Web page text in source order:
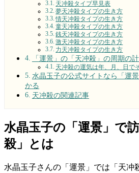
天冲殺タイプ早見表
夢天冲殺タイプの生き方
情天冲殺タイプの生き方
童天冲殺タイプの生き方
銭天冲殺タイプの生き方
激天冲殺タイプの生き方
力天冲殺タイプの生き方
「運景」の「天冲殺」の周期の
天冲殺の運気は年、月、日で
水晶玉子の公式サイトなら「運
かる
天冲殺の関連記事
水晶玉子の「運景」で
殺」とは
水晶玉子さんの「運景」では「天冲